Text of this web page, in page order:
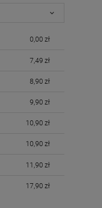
0,00 zł
7,49 zł
8,90 zł
9,90 zł
10,90 zł
10,90 zł
11,90 zł
17,90 zł